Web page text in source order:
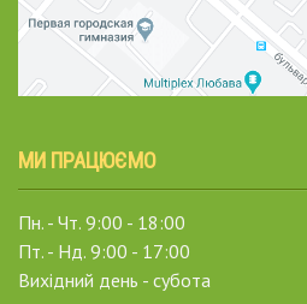
МИ ПРАЦЮЄМО
Пн. - Чт. 9:00 - 18:00
Пт. - Нд. 9:00 - 17:00
Вихідний день - субота